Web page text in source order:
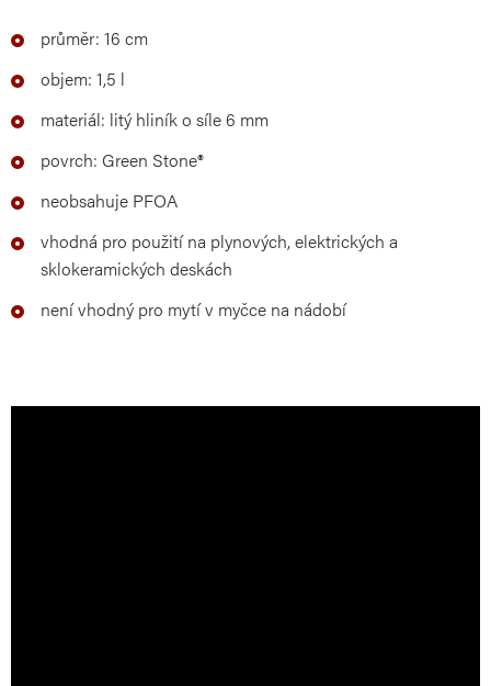
průměr: 16 cm
objem: 1,5 l
materiál: litý hliník o síle 6 mm
povrch: Green Stone®
neobsahuje PFOA
vhodná pro použití na plynových, elektrických a
sklokeramických deskách
není vhodný pro mytí v myčce na nádobí